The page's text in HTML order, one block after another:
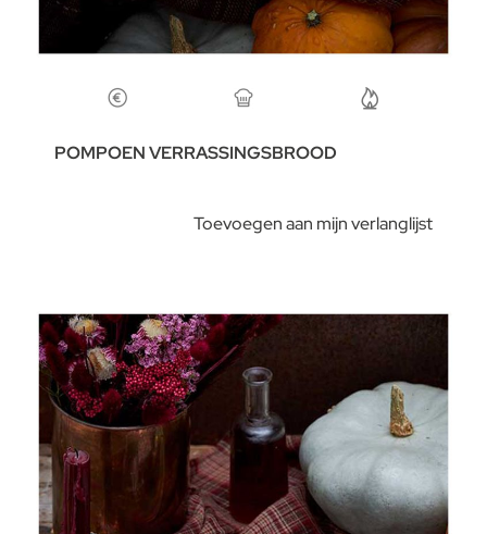
POMPOEN VERRASSINGSBROOD
Toevoegen aan mijn verlanglijst